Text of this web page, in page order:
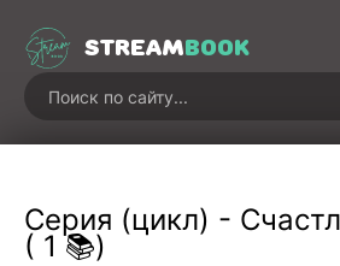
STREAMBOOK
Серия (цикл) -
( 1 📚)